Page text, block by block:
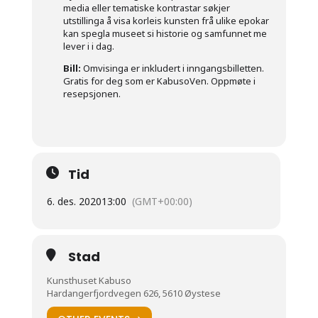
media eller tematiske kontrastar søkjer
utstillinga å visa korleis kunsten frå ulike epokar
kan spegla museet si historie og samfunnet me
lever i i dag.
Bill: Omvisinga er inkludert i inngangsbilletten.
Gratis for deg som er KabusoVen. Oppmøte i
resepsjonen.
Tid
6. des. 202013:00 (GMT+00:00)
Stad
Kunsthuset Kabuso
Hardangerfjordvegen 626, 5610 Øystese